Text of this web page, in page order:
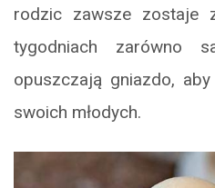
rodzic zawsze zostaje
tygodniach zarówno
opuszczają gniazdo,
swoich młodych.